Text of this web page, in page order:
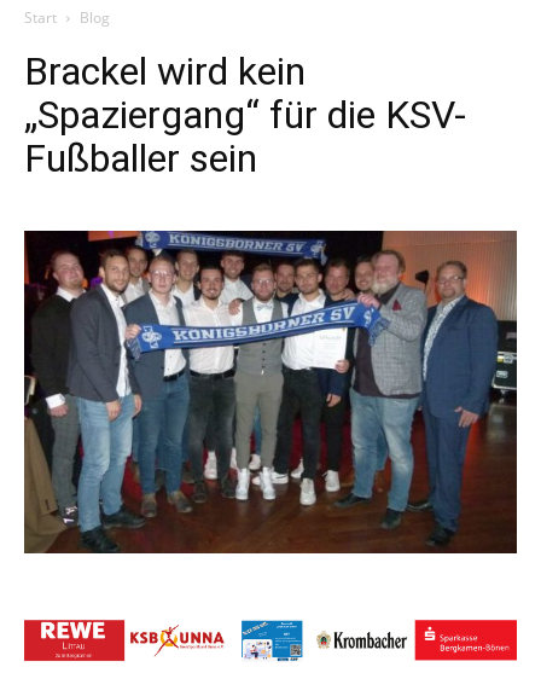
Start Blog
Brackel wird kein
„Spaziergang“ für die KSV-
Fußballer sein